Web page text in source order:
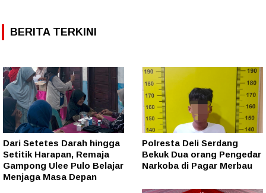
BERITA TERKINI
Dari Setetes Darah hingga
Setitik Harapan, Remaja
Gampong Ulee Pulo Belajar
Menjaga Masa Depan
Polresta Deli Serdang
Bekuk Dua orang Pengedar
Narkoba di Pagar Merbau